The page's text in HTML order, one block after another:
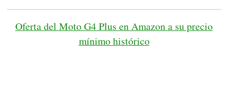
Oferta del Moto G4 Plus en Amazon a su precio
mínimo histórico